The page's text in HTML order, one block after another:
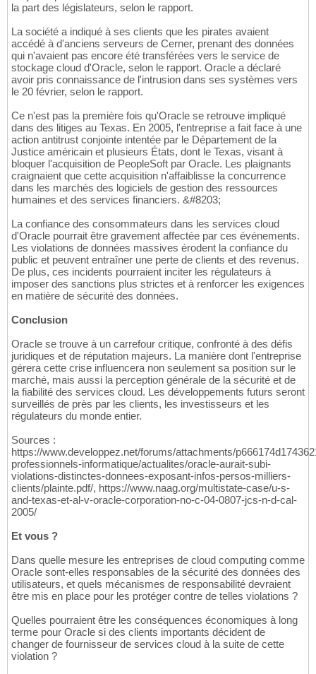
la part des législateurs, selon le rapport.
La société a indiqué à ses clients que les pirates avaient
accédé à d'anciens serveurs de Cerner, prenant des données
qui n'avaient pas encore été transférées vers le service de
stockage cloud d'Oracle, selon le rapport. Oracle a déclaré
avoir pris connaissance de l'intrusion dans ses systèmes vers
le 20 février, selon le rapport.
Ce n'est pas la première fois qu'Oracle se retrouve impliqué
dans des litiges au Texas. En 2005, l'entreprise a fait face à une
action antitrust conjointe intentée par le Département de la
Justice américain et plusieurs États, dont le Texas, visant à
bloquer l'acquisition de PeopleSoft par Oracle. Les plaignants
craignaient que cette acquisition n'affaiblisse la concurrence
dans les marchés des logiciels de gestion des ressources
humaines et des services financiers. &#8203;
La confiance des consommateurs dans les services cloud
d'Oracle pourrait être gravement affectée par ces événements.
Les violations de données massives érodent la confiance du
public et peuvent entraîner une perte de clients et des revenus.
De plus, ces incidents pourraient inciter les régulateurs à
imposer des sanctions plus strictes et à renforcer les exigences
en matière de sécurité des données.
Conclusion
Oracle se trouve à un carrefour critique, confronté à des défis
juridiques et de réputation majeurs. La manière dont l'entreprise
gérera cette crise influencera non seulement sa position sur le
marché, mais aussi la perception générale de la sécurité et de
la fiabilité des services cloud. Les développements futurs seront
surveillés de près par les clients, les investisseurs et les
régulateurs du monde entier.
Sources :
https://www.developpez.net/forums/attachments/
professionnels-informatique/actualites/oracle-aurait-subi-
violations-distinctes-donnees-exposant-infos-persos-milliers-
clients/plainte.pdf/, https://www.naag.org/multistate-case/u-s-
and-texas-et-al-v-oracle-corporation-no-c-04-0807-jcs-n-d-cal-
2005/
Et vous ?
Dans quelle mesure les entreprises de cloud computing comme
Oracle sont-elles responsables de la sécurité des données des
utilisateurs, et quels mécanismes de responsabilité devraient
être mis en place pour les protéger contre de telles violations ?
Quelles pourraient être les conséquences économiques à long
terme pour Oracle si des clients importants décident de
changer de fournisseur de services cloud à la suite de cette
violation ?